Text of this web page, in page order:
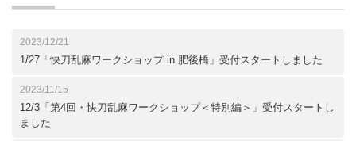
2023/12/21
1/27「快刀乱麻ワークショップ in 肥後橋」受付スタートしました
2023/11/15
12/3「第4回・快刀乱麻ワークショップ＜特別編＞」受付スタートし
ました